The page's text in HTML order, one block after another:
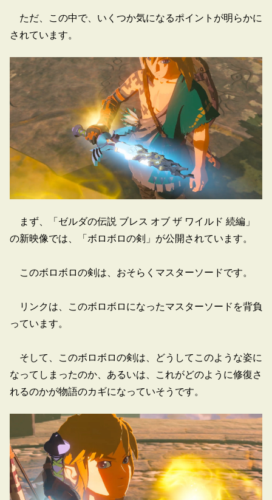
ただ、この中で、いくつか気になるポイントが明らかに
されています。
まず、「ゼルダの伝説 ブレス オブ ザ ワイルド 続編」
の新映像では、「ボロボロの剣」が公開されています。
このボロボロの剣は、おそらくマスターソードです。
リンクは、このボロボロになったマスターソードを背負
っています。
そして、このボロボロの剣は、どうしてこのような姿に
なってしまったのか、あるいは、これがどのように修復さ
れるのかが物語のカギになっていそうです。